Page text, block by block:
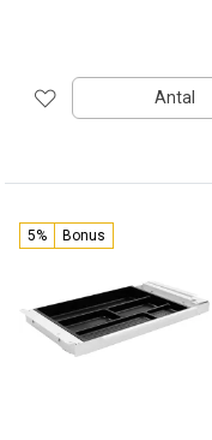
Antal
5% Bonus